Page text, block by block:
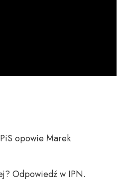
opowie Marek
Odpowiedź w IPN.